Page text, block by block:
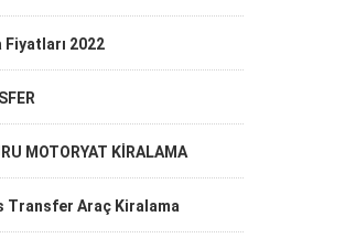
Fiyatları 2022
MOTORYAT KİRALAMA
Transfer Araç Kiralama